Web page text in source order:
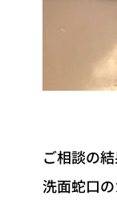
ご相談の結
洗面蛇口